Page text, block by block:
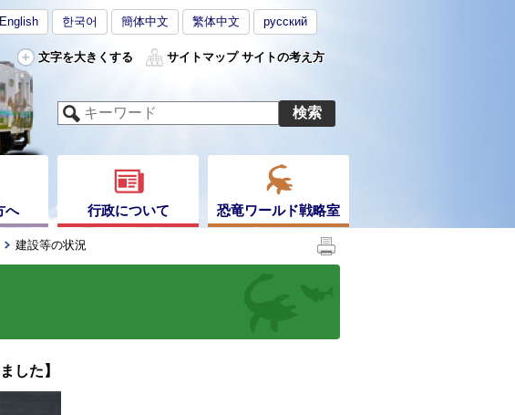
English 한국어 簡体中文 繁体中文 русский
文字を大きくする サイトマップ サイトの考え方
へ 行政について 恐竜ワールド戦略室
建設等の状況
した】